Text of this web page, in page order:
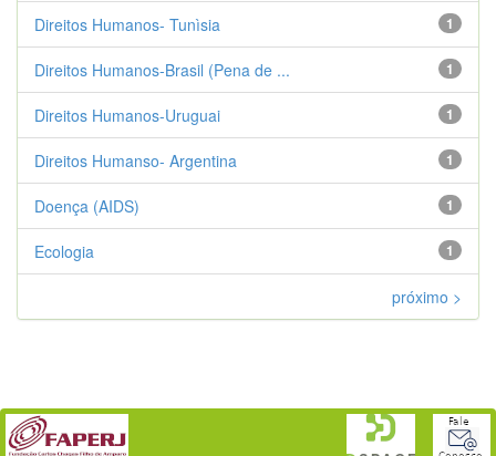
1
Direitos Humanos- Tunìsia
1
Direitos Humanos-Brasil (Pena de ...
1
Direitos Humanos-Uruguai
1
Direitos Humanso- Argentina
1
Doença (AIDS)
1
Ecologia
próximo >